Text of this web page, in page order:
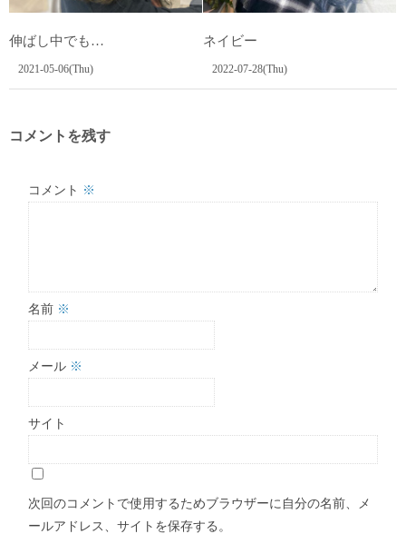
伸ばし中でも…
2021-05-06(Thu)
ネイビー
2022-07-28(Thu)
コメントを残す
コメント ※
名前 ※
メール ※
サイト
次回のコメントで使用するためブラウザーに自分の名前、メ
ールアドレス、サイトを保存する。